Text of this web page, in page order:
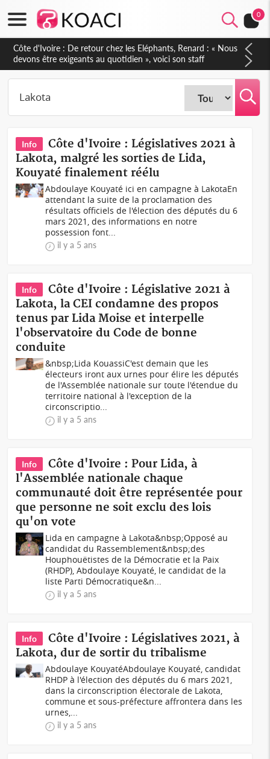
0
Côte d'Ivoire : 66e anniversaire de l'Indépendance, les Forces
de Défense et de Sécurité affichent leur puissance et
réaffirment leur engagement envers la Nation
Info
Côte d'Ivoire : Législatives 2021 à
Lakota, malgré les sorties de Lida,
Kouyaté finalement réélu
Abdoulaye Kouyaté ici en campagne à LakotaEn
attendant la suite de la proclamation des
résultats officiels de l'élection des députés du 6
mars 2021, des informations en notre
possession font...
il y a 5 ans
Info
Côte d'Ivoire : Législative 2021 à
Lakota, la CEI condamne des propos
tenus par Lida Moise et interpelle
l'observatoire du Code de bonne
conduite
&nbsp;Lida KouassiC'est demain que les
électeurs iront aux urnes pour élire les députés
de l'Assemblée nationale sur toute l'étendue du
territoire national à l'exception de la
circonscriptio...
il y a 5 ans
Info
Côte d'Ivoire : Pour Lida, à
l'Assemblée nationale chaque
communauté doit être représentée pour
que personne ne soit exclu des lois
qu'on vote
Lida en campagne à Lakota&nbsp;Opposé au
candidat du Rassemblement&nbsp;des
Houphouëtistes de la Démocratie et la Paix
(RHDP), Abdoulaye Kouyaté, le candidat de la
liste Parti Démocratique&n...
il y a 5 ans
Info
Côte d'Ivoire : Législatives 2021, à
Lakota, dur de sortir du tribalisme
Abdoulaye KouyatéAbdoulaye Kouyaté, candidat
RHDP à l'élection des députés du 6 mars 2021,
dans la circonscription électorale de Lakota,
commune et sous-préfecture affrontera dans les
urnes,...
il y a 5 ans